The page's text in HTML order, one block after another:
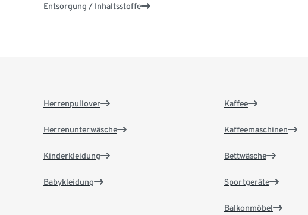
Entsorgung / Inhaltsstoffe
Herrenpullover
Herrenunterwäsche
Kinderkleidung
Babykleidung
Kaffee
Kaffeemaschinen
Bettwäsche
Sportgeräte
Balkonmöbel